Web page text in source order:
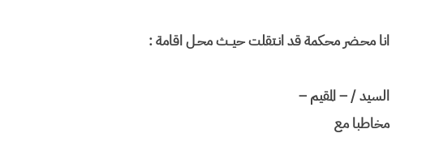
انا محـضر محكمة قد انـتقلت حيــث محـل اقامة :
السيد / – المقيم –
مخاطبا مع